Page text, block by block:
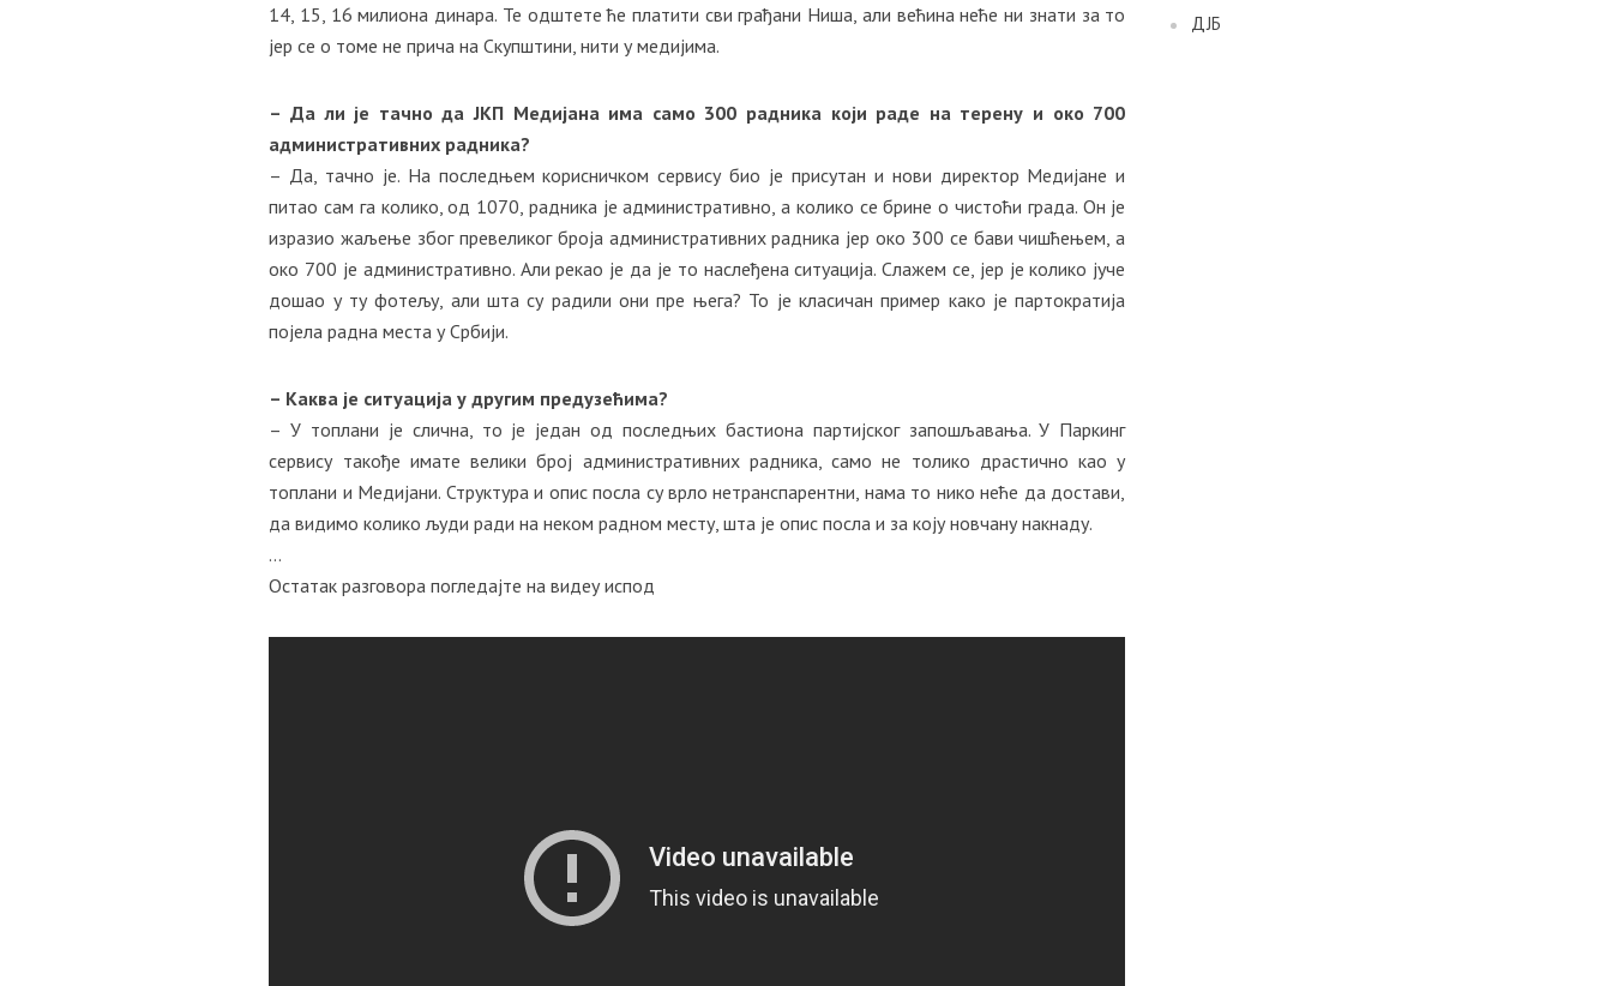
14, 15, 16 милиона динара. Те одштете ће платити сви грађани Ниша, али већина неће ни знати за то
јер се о томе не прича на Скупштини, нити у медијима.
– Да ли је тачно да ЈКП Медијана има само 300 радника који раде на терену и око 700
административних радника?
– Да, тачно је. На последњем корисничком сервису био је присутан и нови директор Медијане и
питао сам га колико, од 1070, радника је административно, а колико се брине о чистоћи града. Он је
изразио жаљење због превеликог броја административних радника јер око 300 се бави чишћењем, а
око 700 је административно. Али рекао је да је то наслеђена ситуација. Слажем се, јер је колико јуче
дошао у ту фотељу, али шта су радили они пре њега? То је класичан пример како је партократија
појела радна места у Србији.
– Каква је ситуација у другим предузећима?
– У топлани је слична, то је један од последњих бастиона партијског запошљавања. У Паркинг
сервису такође имате велики број административних радника, само не толико драстично као у
топлани и Медијани. Структура и опис посла су врло нетранспарентни, нама то нико неће да достави,
да видимо колико људи ради на неком радном месту, шта је опис посла и за коју новчану накнаду.
…
Остатак разговора погледајте на видеу испод
ДЈБ